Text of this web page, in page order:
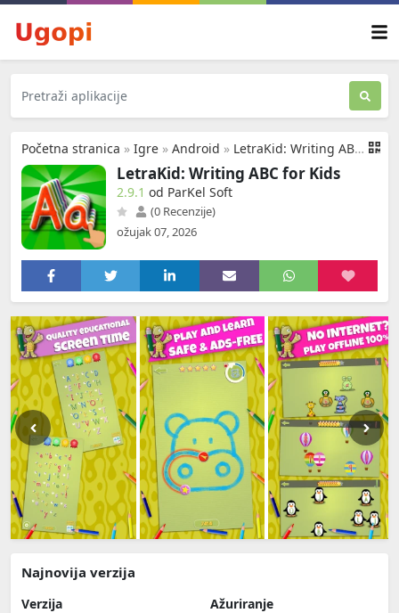
Početna stranica » Igre » Android » LetraKid: Writing ABC for Kids
LetraKid: Writing ABC for Kids
2.9.1 od ParKel Soft
(0 Recenzije)
ožujak 07, 2026
Najnovija verzija
Verzija
Ažuriranje